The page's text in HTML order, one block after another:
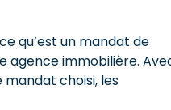
qu’est un mandat de
agence immobilière.
mandat choisi, les